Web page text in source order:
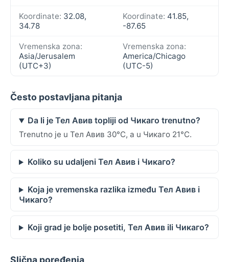
Koordinate: 32.08,
34.78
Koordinate: 41.85,
-87.65
Vremenska zona:
Asia/Jerusalem
(UTC+3)
Vremenska zona:
America/Chicago
(UTC-5)
Često postavljana pitanja
Da li je Тел Авив topliji od Чикаго trenutno?
Trenutno je u Тел Авив 30°C, a u Чикаго 21°C.
Koliko su udaljeni Тел Авив i Чикаго?
Koja je vremenska razlika između Тел Авив i
Чикаго?
Koji grad je bolje posetiti, Тел Авив ili Чикаго?